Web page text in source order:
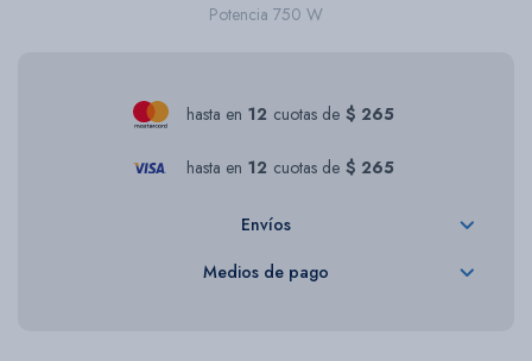
Potencia 750 W
hasta en 12 cuotas de $ 265
hasta en 12 cuotas de $ 265
Envíos
Medios de pago